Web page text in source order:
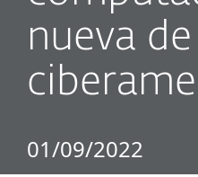
nueva de
01/09/2022